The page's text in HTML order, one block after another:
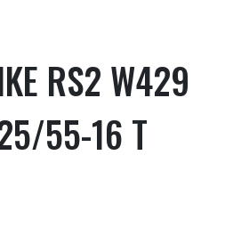
RS2 W429
55-16 T